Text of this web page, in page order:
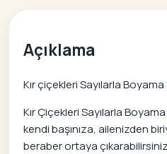
Açıklama
Kır çiçekleri Sayılarla
Kır Çiçekleri Sayılarla
kendi başınıza, ailenizden
beraber ortaya